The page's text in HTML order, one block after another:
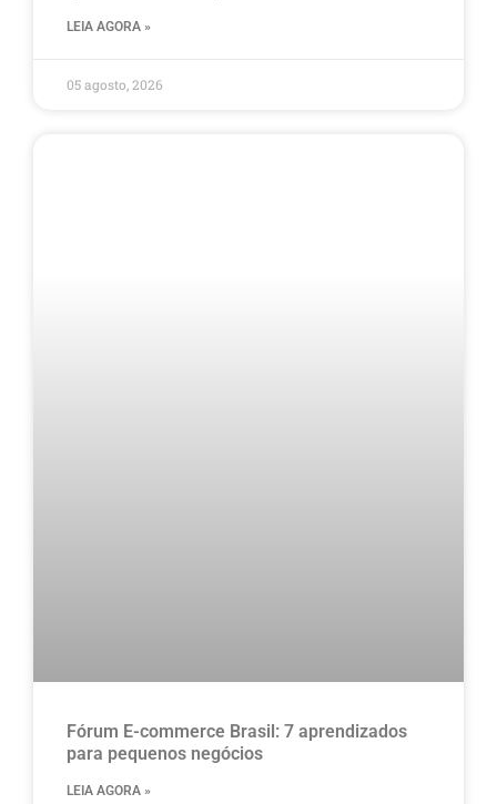
LEIA AGORA »
05 agosto, 2026
Fórum E-commerce Brasil: 7 aprendizados
para pequenos negócios
LEIA AGORA »